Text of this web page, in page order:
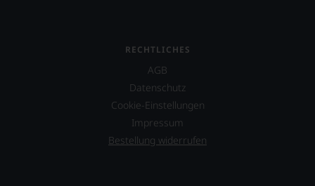
RECHTLICHES
AGB
Datenschutz
Cookie-Einstellungen
Impressum
Bestellung widerrufen